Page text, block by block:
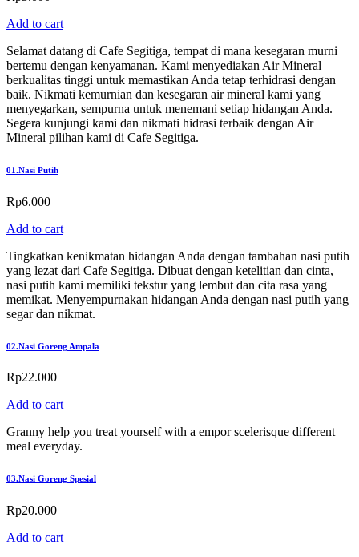
Add to cart
Selamat datang di Cafe Segitiga, tempat di mana kesegaran murni
bertemu dengan kenyamanan. Kami menyediakan Air Mineral
berkualitas tinggi untuk memastikan Anda tetap terhidrasi dengan
baik. Nikmati kemurnian dan kesegaran air mineral kami yang
menyegarkan, sempurna untuk menemani setiap hidangan Anda.
Segera kunjungi kami dan nikmati hidrasi terbaik dengan Air
Mineral pilihan kami di Cafe Segitiga.
01.Nasi Putih
Rp6.000
Add to cart
Tingkatkan kenikmatan hidangan Anda dengan tambahan nasi putih
yang lezat dari Cafe Segitiga. Dibuat dengan ketelitian dan cinta,
nasi putih kami memiliki tekstur yang lembut dan cita rasa yang
memikat. Menyempurnakan hidangan Anda dengan nasi putih yang
segar dan nikmat.
02.Nasi Goreng Ampala
Rp22.000
Add to cart
Granny help you treat yourself with a empor scelerisque different
meal everyday.
03.Nasi Goreng Spesial
Rp20.000
Add to cart